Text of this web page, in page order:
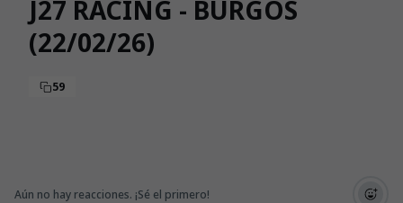
J27 RACING - BURGOS
(22/02/26)
59
Aún no hay reacciones. ¡Sé el primero!